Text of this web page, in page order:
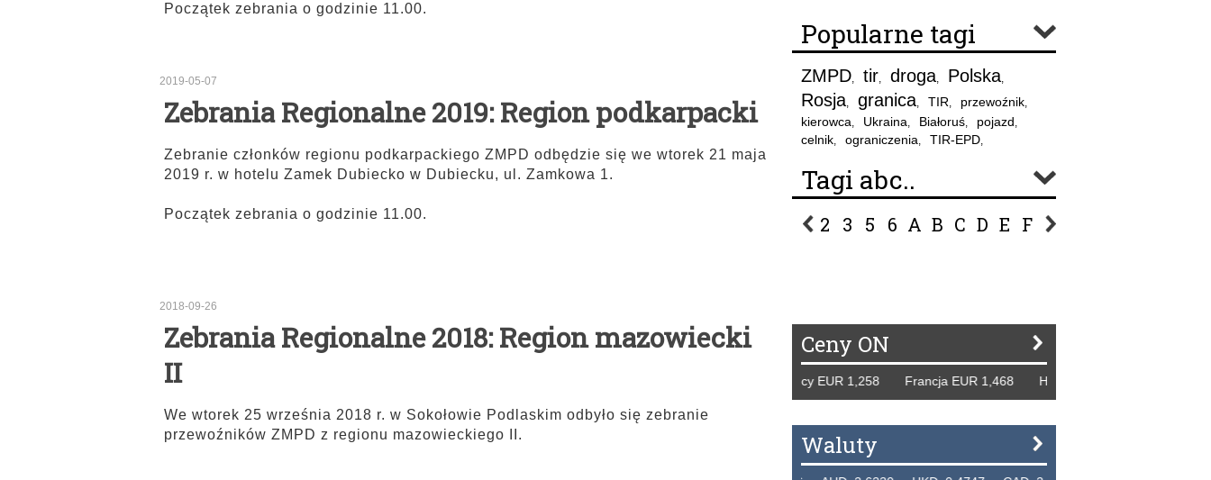
Początek zebrania o godzinie 11.00.
2019-05-07
Zebrania Regionalne 2019: Region podkarpacki
Zebranie członków regionu podkarpackiego ZMPD odbędzie się we wtorek 21 maja
2019 r. w hotelu Zamek Dubiecko w Dubiecku, ul. Zamkowa 1.
Początek zebrania o godzinie 11.00.
2018-09-26
Zebrania Regionalne 2018: Region mazowiecki
II
We wtorek 25 września 2018 r. w Sokołowie Podlaskim odbyło się zebranie
przewoźników ZMPD z regionu mazowieckiego II.
Popularne tagi
ZMPD, tir, droga, Polska,
Rosja, granica, TIR, przewoźnik,
kierowca, Ukraina, Białoruś, pojazd,
celnik, ograniczenia, TIR-EPD,
Tagi abc..
2 3 5 6 A B C D E F G
Ceny ON
Tydzień 42/2019 r. Niemcy EUR 1,258 Francja EUR 1,468 Hiszpania EUR 1,229 WB
Waluty